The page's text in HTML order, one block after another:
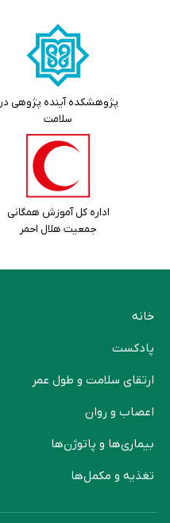
پژوهشکده آینده پژوهی در
سلامت
اداره کل آموزش همگانی
جمعیت هلال احمر
خانه
پادکست
ارتقای سلامت و طول عمر
اعصاب و روان
بیماری‌ها و پاتوژن‌ها
تغذیه و مکمل‌ها